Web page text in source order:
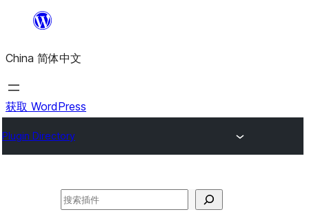
内
容
China 简体中文
获取 WordPress
Plugin Directory
搜